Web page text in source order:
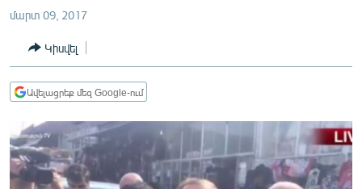
ՏՆՏԵՍՈՒԹՅՈՒՆ
ՂԱՐԱԲԱՂ
ՏԱՐԱԾԱՇՐՋԱՆ
ՄԻՋԱԶԳԱՅԻՆ
մարտ 09, 2017
Կիսվել
Ավելացրեք մեզ Google-ում